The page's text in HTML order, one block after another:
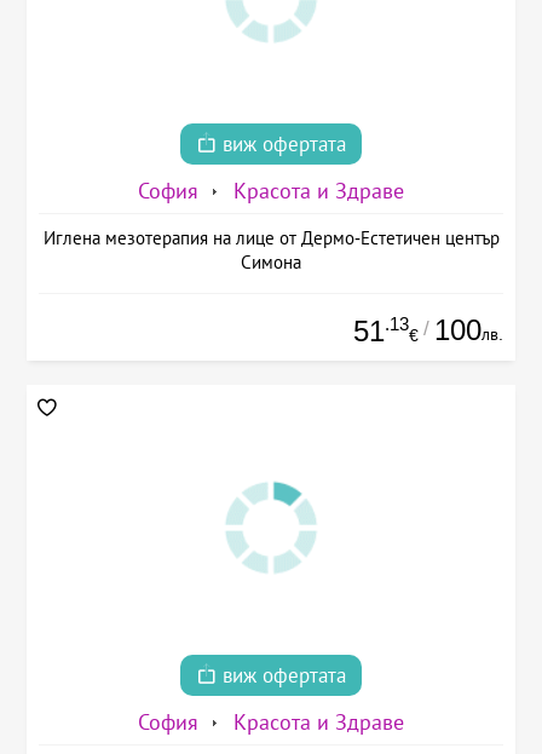
виж офертата
София Красота и Здраве
Иглена мезотерапия на лице от Дермо-Естетичен център
Симона
51.13
€ / 100лв.
виж офертата
София Красота и Здраве